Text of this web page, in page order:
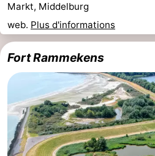
Schouwen
Nature
Oranjezon
-
Oostkapelle
-
Mantelingen
Domburg
Westkapelle
Nature
-
Markt, Middelburg
web. Plus d'informations
Fort Rammekens